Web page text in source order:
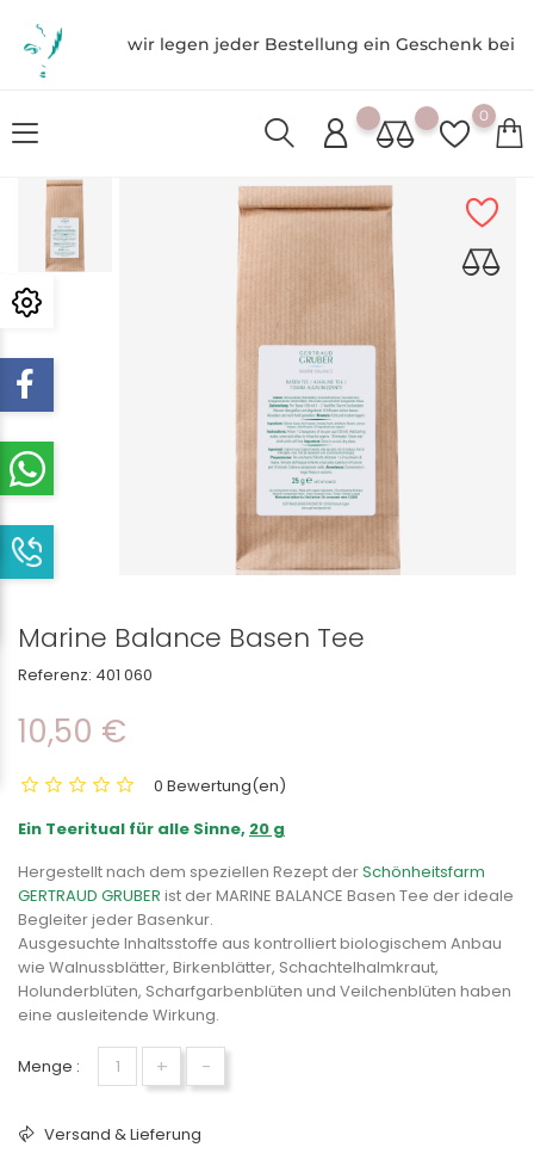
wir legen jeder Bestellung ein Geschenk bei
0
Marine Balance Basen Tee
Referenz: 401 060
10,50 €
0 Bewertung(en)
Ein Teeritual für alle Sinne, 20 g
Hergestellt nach dem speziellen Rezept derSchönheitsfarm
GERTRAUD GRUBER ist der MARINE BALANCE Basen Tee der ideale
Begleiter jeder Basenkur.
Ausgesuchte Inhaltsstoffe aus kontrolliert biologischem Anbau
wie Walnussblätter, Birkenblätter, Schachtelhalmkraut,
Holunderblüten, Scharfgarbenblüten und Veilchenblüten haben
eine ausleitende Wirkung.
Menge : + -
Versand & Lieferung